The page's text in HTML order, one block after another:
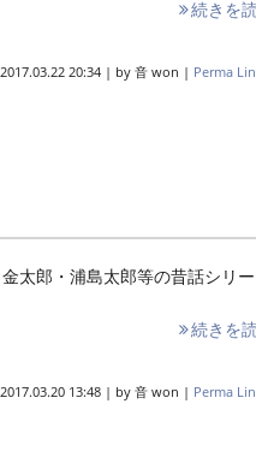
続きを
2017.03.22 20:34 | by 音 won | Perma
太郎・浦島太郎等の昔話シリ
続きを
2017.03.20 13:48 | by 音 won | Perma